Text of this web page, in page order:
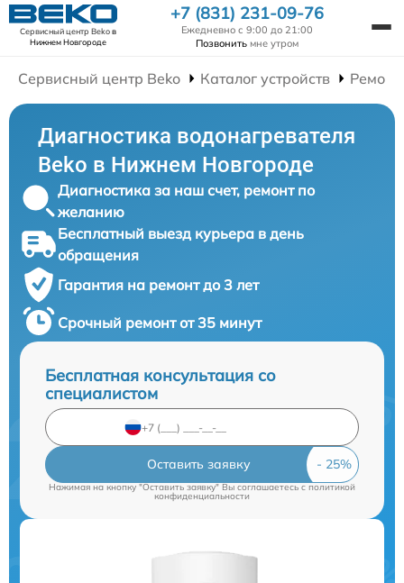
Сервисный центр Bekoв
Нижнем Новгороде
+7 (831) 231-09-76
Ежедневно с 9:00 до 21:00
Позвонить мне утром
Сервисный центр Beko Каталог устройств
Диагностика водонагревателя
Beko в Нижнем Новгороде
Диагностика за наш счет, ремонт по
желанию
Бесплатный выезд курьера в день
обращения
Гарантия на ремонт до 3 лет
Срочный ремонт от 35 минут
Бесплатная консультация со
специалистом
Оставить заявку
Нажимая на кнопку "Оставить заявку" Вы соглашаетесь cполитикой
конфиденциальности